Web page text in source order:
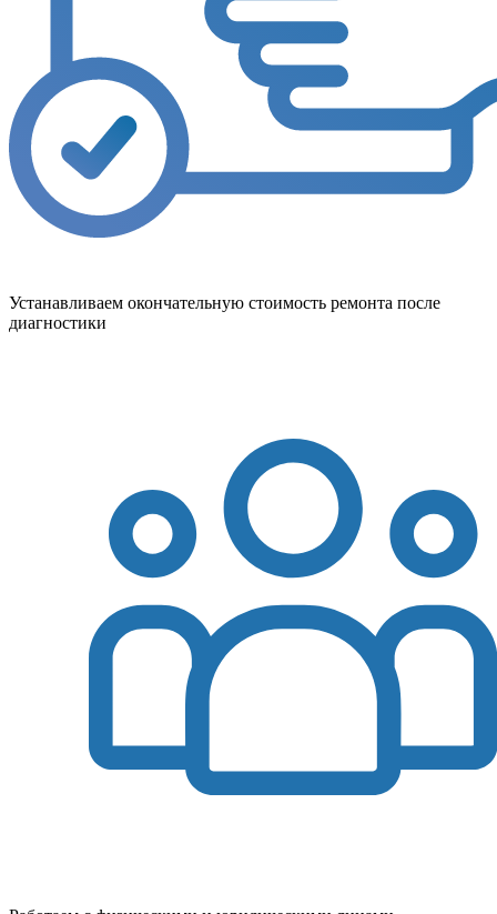
Устанавливаем окончательную стоимость ремонта после
диагностики